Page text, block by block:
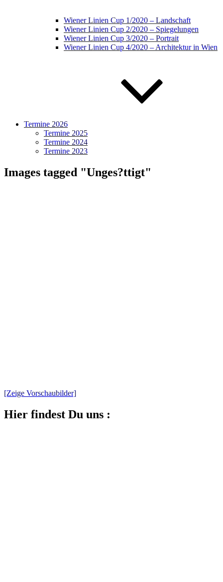
Wiener Linien Cup 1/2020 – Landschaft
Wiener Linien Cup 2/2020 – Spiegelungen
Wiener Linien Cup 3/2020 – Portrait
Wiener Linien Cup 4/2020 – Architektur in Wien
Termine 2026
Termine 2025
Termine 2024
Termine 2023
Images tagged "Unges?ttigt"
[Zeige Vorschaubilder]
Hier findest Du uns :